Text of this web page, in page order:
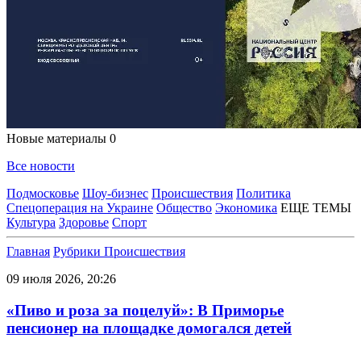
Новые материалы 0
Все новости
Подмосковье Шоу-бизнес Происшествия Политика
Спецоперация на Украине Общество Экономика ЕЩЕ ТЕМЫ
Культура Здоровье Спорт
Главная Рубрики Происшествия
09 июля 2026, 20:26
«Пиво и роза за поцелуй»: В Приморье
пенсионер на площадке домогался детей